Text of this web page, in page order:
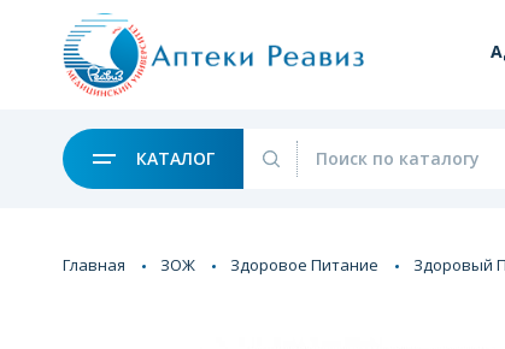
КАТАЛОГ
Главная ЗОЖ Здоровое Питание Здоровый